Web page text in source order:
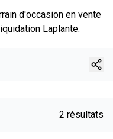
d'occasion en vente
Laplante.
2 résultats